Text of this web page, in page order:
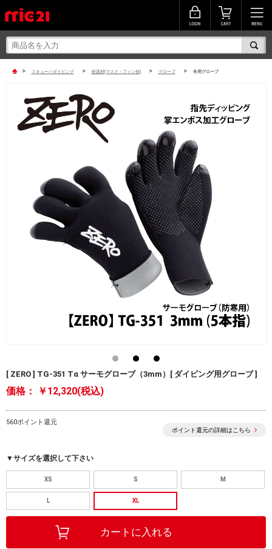
> スキューバダイビング > 軽器材(マスク・フィン他) > グローブ > 冬用グローブ
[ ZERO ] TG-351 Tα サーモグローブ（3mm）[ ダイビング用グローブ ]
価格： ￥12,320(税込)
560ポイント還元
ポイント還元の詳細はこちら
▼サイズを選択して下さい
XS S M
L XL